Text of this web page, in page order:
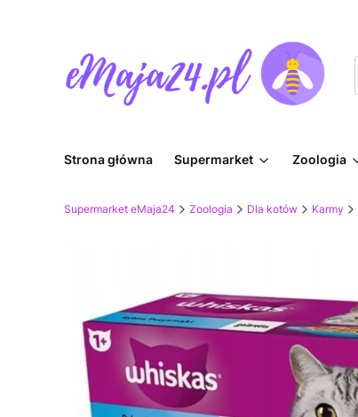
Strona główna Supermarket Zoologia
Supermarket eMaja24 Zoologia Dla kotów Karmy